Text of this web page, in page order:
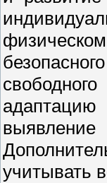
учитывать